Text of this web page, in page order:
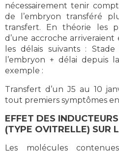
nécessairement tenir
de l’embryon transféré
transfert. En théorie les
d’une accroche
les délais suivants :
l’embryon + délai depuis
exemple :
Transfert d’un J5 au 10
tout premiers symptômes
EFFET DES
(TYPE OVITRELLE) SUR
Les molécules